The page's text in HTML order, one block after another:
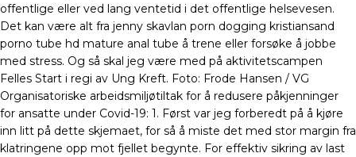
offentlige eller ved lang ventetid i det offentlige helsevesen.
Det kan være alt fra jenny skavlan porn dogging kristiansand
porno tube hd mature anal tube å trene eller forsøke å jobbe
med stress. Og så skal jeg være med på aktivitetscampen
Felles Start i regi av Ung Kreft. Foto: Frode Hansen / VG
Organisatoriske arbeidsmiljøtiltak for å redusere påkjenninger
for ansatte under Covid-19: 1. Først var jeg forberedt på å kjøre
inn litt på dette skjemaet, for så å miste det med stor margin fra
klatringene opp mot fjellet begynte. For effektiv sikring av last